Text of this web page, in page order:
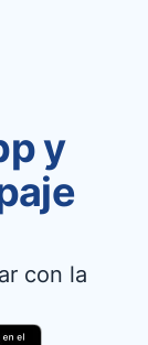
y
con la